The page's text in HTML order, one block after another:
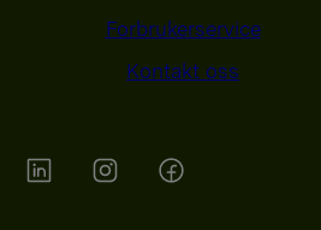
Forbrukerservice
Kontakt oss